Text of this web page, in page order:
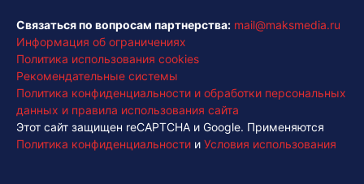
Связаться по вопросам партнерства: mail@maksmedia.ru
Информация об ограничениях
Политика использования cookies
Рекомендательные системы
Политика конфиденциальности и обработки персональных
данных и правила использования сайта
Этот сайт защищен reCAPTCHA и Google. Применяются
Политика конфиденциальности и Условия использования